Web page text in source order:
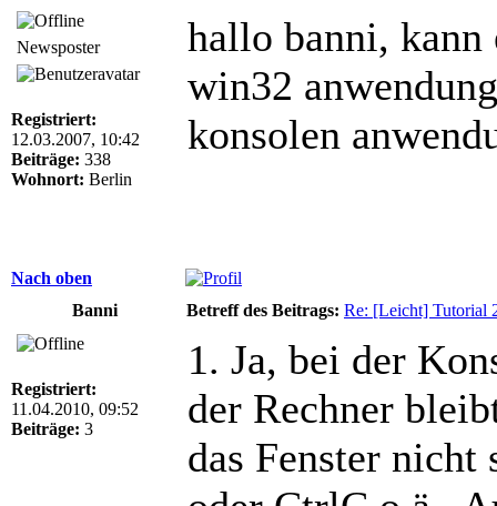
Newsposter
Registriert:
12.03.2007, 10:42
Beiträge: 338
Wohnort: Berlin
hallo banni, kann
win32
konsolen
Nach oben
Banni
Betreff des Beitrags: Re: [Leicht] Tutorial
Registriert:
11.04.2010, 09:52
Beiträge: 3
1. Ja, bei der
der Rechner
das Fenster